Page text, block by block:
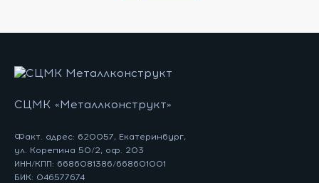
СЦМК «Металлконструкт»
Факт. адрес: 620057, Екатеринбург,
ул. Корепина 50/2, оф. 203
ИНН/КПП: 6686081386/668601001
БИК: 046577674